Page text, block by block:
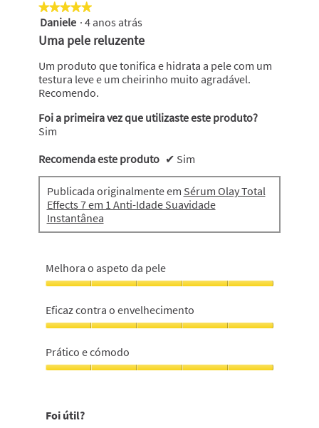
em
5
★★★★★
★★★★★
5
em
5
estrelas.
Daniele · 4 anos atrás
Uma pele reluzente
Um produto que tonifica e hidrata a pele com um
testura leve e um cheirinho muito agradável.
Recomendo.
Foi a primeira vez que utilizaste este produto?
Sim
Recomenda este produto ✔ Sim
Publicada originalmente em Sérum Olay Total
Effects 7 em 1 Anti-Idade Suavidade
Instantânea
Melhora o aspeto da pele
o
aspeto
pele,
5
em
Eficaz contra o envelhecimento
contra
o
5
Prático e cómodo
5
Foi útil?